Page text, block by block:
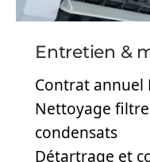
Entretien &
Contrat annuel
Nettoyage
condensats
Détartrage et